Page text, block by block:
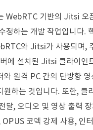
WebRTC 기반의 Jitsi 오
정하는 개발 작업입니다.
와 Jitsi가 사용되며,
에 설치된 Jitsi 클라이언
원격 PC 간의 단방향 영
원하는 것입니다. 또한, 클
달, 오디오 및 영상 출력
OPUS 코덱 강제 사용, 인